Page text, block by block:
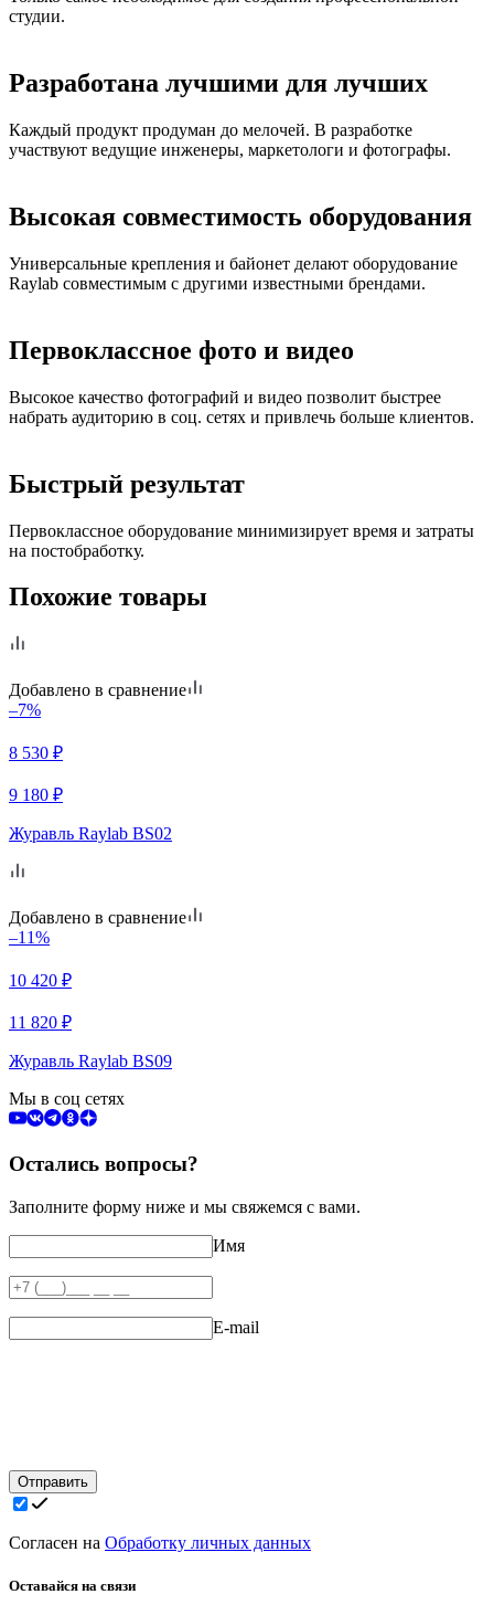
студии.
Разработана лучшими для лучших
Каждый продукт продуман до мелочей. В разработке
участвуют ведущие инженеры, маркетологи и фотографы.
Высокая совместимость оборудования
Универсальные крепления и байонет делают оборудование
Raylab совместимым с другими известными брендами.
Первоклассное фото и видео
Высокое качество фотографий и видео позволит быстрее
набрать аудиторию в соц. сетях и привлечь больше клиентов.
Быстрый результат
Первоклассное оборудование минимизирует время и затраты
на постобработку.
Похожие товары
Добавлено в сравнение
–7%
8 530 ₽
9 180 ₽
Журавль Raylab BS02
Добавлено в сравнение
–11%
10 420 ₽
11 820 ₽
Журавль Raylab BS09
Мы в соц сетях
Остались вопросы?
Заполните форму ниже и мы свяжемся с вами.
Имя
E-mail
Отправить
Согласен на Обработку личных данных
Оставайся на связи